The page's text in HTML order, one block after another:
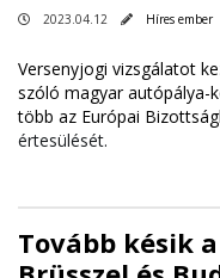
2023.04.12 Híres ember
Versenyjogi vizsgálatot
szóló magyar autópálya-
több az Európai
értesülését.
Tovább késik